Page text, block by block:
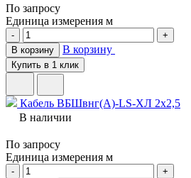
По запросу
Единица измерения м
-
+
В корзину
В корзину
Купить в 1 клик
Кабель ВБШвнг(A)-LS-ХЛ 2х2,5
В наличии
По запросу
Единица измерения м
-
+